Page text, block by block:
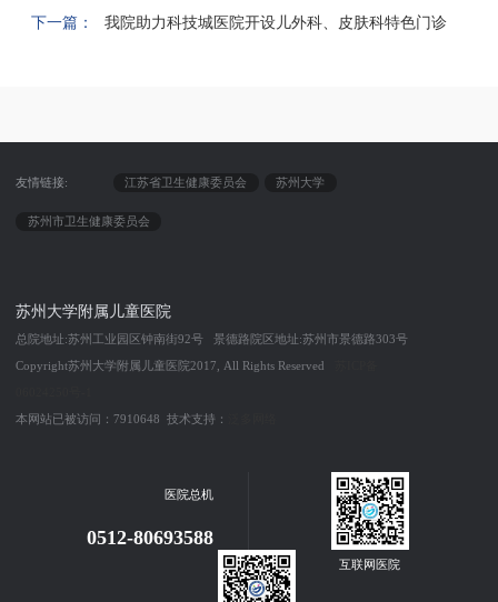
下一篇：
我院助力科技城医院开设儿外科、皮肤科特色门诊
友情链接: 江苏省卫生健康委员会 苏州大学
苏州市卫生健康委员会
苏州大学附属儿童医院
总院地址:苏州工业园区钟南街92号 景德路院区地址:苏州市景德路303号
Copyright苏州大学附属儿童医院2017, All Rights Reserved
本网站已被访问：7910648 技术支持：
医院总机
0512-80693588
互联网医院